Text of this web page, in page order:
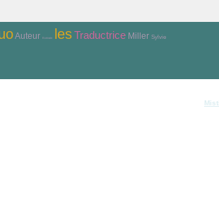
Auteur Ecrivain lesTraductrice Miller Sylvie